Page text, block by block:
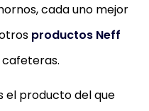
cada uno mejor
productos Neff
el producto del que